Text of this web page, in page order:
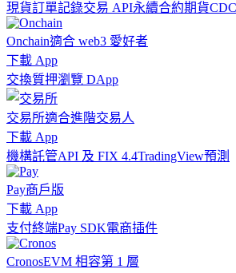
現貨訂單記錄交易 API永續合約期貨
Onchain適合 web3 愛好者
下載 App
交換質押瀏覽 DApp
交易所適合進階交易人
下載 App
機構託管API 及 FIX 4.4TradingView預測
Pay商戶版
下載 App
支付終端Pay SDK電商插件
CronosEVM 相容第 1 層